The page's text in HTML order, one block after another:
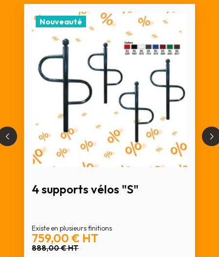
4 supports vélos "S"
Existe en plusieurs finitions
759,00 € HT
888,00 €HT
Nouveauté